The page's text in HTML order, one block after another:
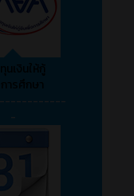
นเงินให้กู้
ารศึกษา
-